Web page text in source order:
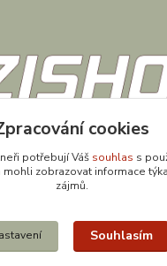
cookies
potřebují Váš souhlas s
mohli zobrazovat informace
zájmů.
Souhlasím